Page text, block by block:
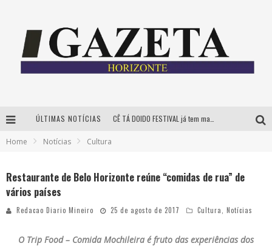
ÚLTIMAS NOTÍCIAS
Home Notícias Cultura
Restaurante de Belo Horizonte reúne “comidas de rua” de
vários países
Redacao Diario Mineiro 25 de agosto de 2017 Cultura Notícias
O Trip Food – Comida Mochileira é fruto das experiências dos